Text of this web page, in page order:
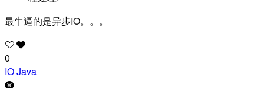
最牛逼的是异步IO。。。
0
IOJava